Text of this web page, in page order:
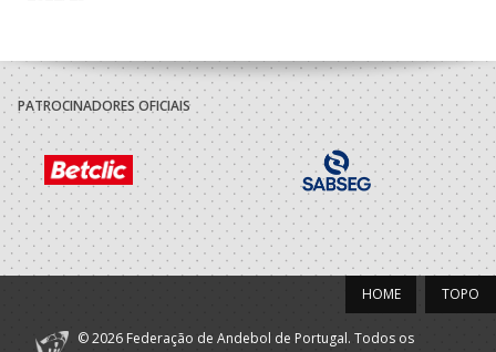
Praia
Vigorosa - Tech
Ninjas
SUB 16 M - And Praia
A.A. Porto
Estrela Vigorosa
Sport
SUB-16 M / SUB-18 M
2021/22
A.A. Porto
Grande Colegio
Universal
SUB-14 M
PATROCINADORES OFICIAIS
TOPO
HOME
© 2026 Federação de Andebol de Portugal. Todos os